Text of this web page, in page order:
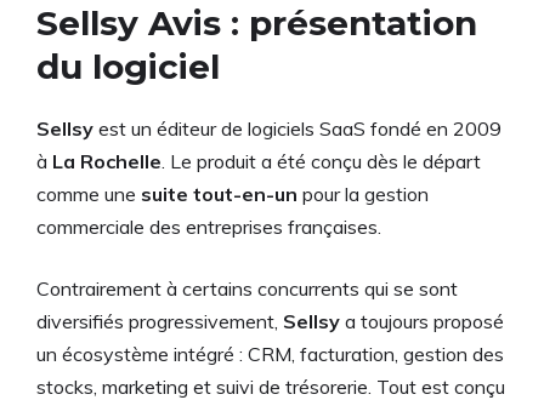
Sellsy Avis : présentation
du logiciel
Sellsy est un éditeur de logiciels SaaS fondé en 2009
à La Rochelle . Le produit a été conçu dès le départ
comme une suite tout-en-un pour la gestion
commerciale des entreprises françaises.
Contrairement à certains concurrents qui se sont
diversifiés progressivement, Sellsy a toujours proposé
un écosystème intégré : CRM, facturation, gestion des
stocks, marketing et suivi de trésorerie. Tout est conçu